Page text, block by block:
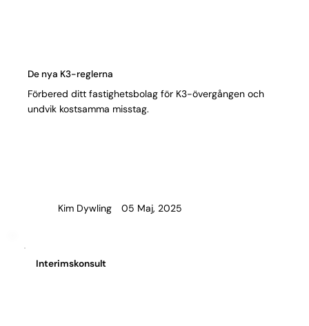
Kim Dywling 05 Maj, 2025
De nya K3-reglerna
Förbered ditt fastighetsbolag för K3-övergången och
undvik kostsamma misstag.
Interimskonsult